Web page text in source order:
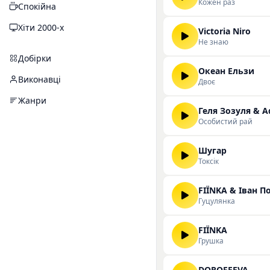
Спокійна
Хіти 2000-х
Добірки
Виконавці
Жанри
Кожен раз
Victoria Niro
Не знаю
Океан Ельзи
Двоє
Геля Зозуля &
Особистий рай
Шугар
Токсік
FIЇNKA & Іван
Гуцулянка
FIЇNKA
Грушка